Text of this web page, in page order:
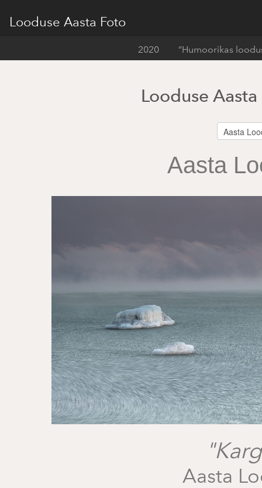
Looduse Aasta Foto
2020 “Humoorikas
Looduse
Aasta
Aasta